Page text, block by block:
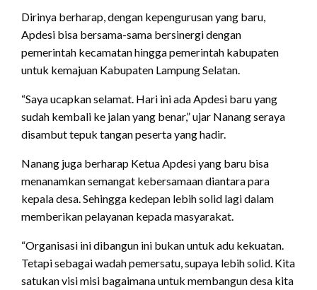
Dirinya berharap, dengan kepengurusan yang baru,
Apdesi bisa bersama-sama bersinergi dengan
pemerintah kecamatan hingga pemerintah kabupaten
untuk kemajuan Kabupaten Lampung Selatan.
“Saya ucapkan selamat. Hari ini ada Apdesi baru yang
sudah kembali ke jalan yang benar,” ujar Nanang seraya
disambut tepuk tangan peserta yang hadir.
Nanang juga berharap Ketua Apdesi yang baru bisa
menanamkan semangat kebersamaan diantara para
kepala desa. Sehingga kedepan lebih solid lagi dalam
memberikan pelayanan kepada masyarakat.
“Organisasi ini dibangun ini bukan untuk adu kekuatan.
Tetapi sebagai wadah pemersatu, supaya lebih solid. Kita
satukan visi misi bagaimana untuk membangun desa kita